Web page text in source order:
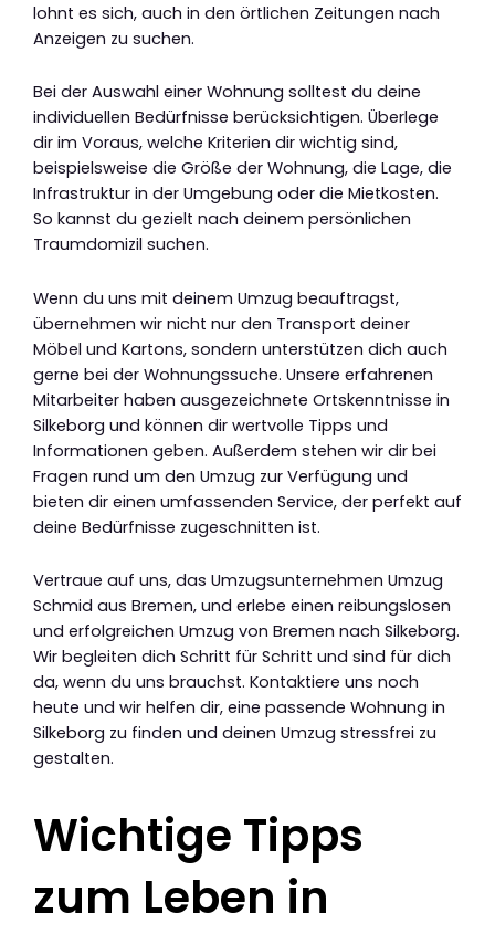
lohnt es sich, auch in den örtlichen Zeitungen nach
Anzeigen zu suchen.
Bei der Auswahl einer Wohnung solltest du deine
individuellen Bedürfnisse berücksichtigen. Überlege
dir im Voraus, welche Kriterien dir wichtig sind,
beispielsweise die Größe der Wohnung, die Lage, die
Infrastruktur in der Umgebung oder die Mietkosten.
So kannst du gezielt nach deinem persönlichen
Traumdomizil suchen.
Wenn du uns mit deinem Umzug beauftragst,
übernehmen wir nicht nur den Transport deiner
Möbel und Kartons, sondern unterstützen dich auch
gerne bei der Wohnungssuche. Unsere erfahrenen
Mitarbeiter haben ausgezeichnete Ortskenntnisse in
Silkeborg und können dir wertvolle Tipps und
Informationen geben. Außerdem stehen wir dir bei
Fragen rund um den Umzug zur Verfügung und
bieten dir einen umfassenden Service, der perfekt auf
deine Bedürfnisse zugeschnitten ist.
Vertraue auf uns, das Umzugsunternehmen Umzug
Schmid aus Bremen, und erlebe einen reibungslosen
und erfolgreichen Umzug von Bremen nach Silkeborg.
Wir begleiten dich Schritt für Schritt und sind für dich
da, wenn du uns brauchst. Kontaktiere uns noch
heute und wir helfen dir, eine passende Wohnung in
Silkeborg zu finden und deinen Umzug stressfrei zu
gestalten.
Wichtige Tipps
zum Leben in